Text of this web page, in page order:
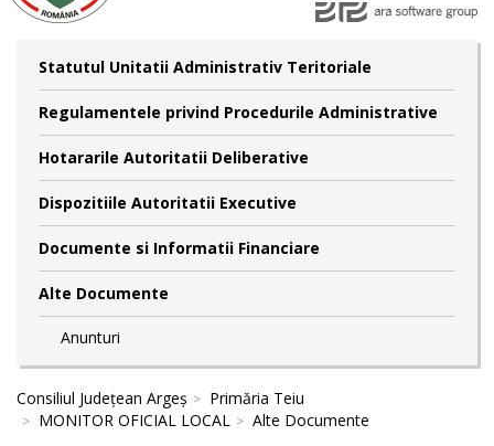
Statutul Unitatii Administrativ Teritoriale
Regulamentele privind Procedurile Administrative
Hotararile Autoritatii Deliberative
Dispozitiile Autoritatii Executive
Documente si Informatii Financiare
Alte Documente
Anunturi
Consiliul Județean Argeș
Primăria Teiu
MONITOR OFICIAL LOCAL
Alte Documente